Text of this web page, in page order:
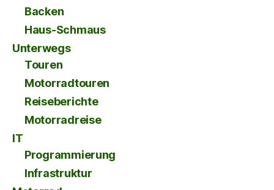
Backen
Haus-Schmaus
Unterwegs
Touren
Motorradtouren
Reiseberichte
Motorradreise
IT
Programmierung
Infrastruktur